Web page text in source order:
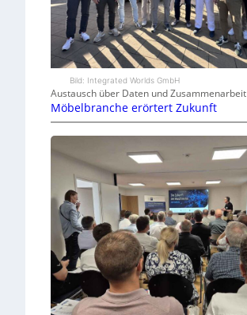
Bild: Integrated Worlds GmbH
Austausch über Daten und Zusammenarbeit
Möbelbranche erörtert Zukunft